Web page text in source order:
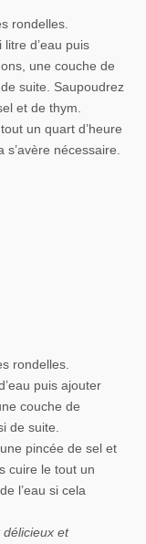
rondelles.
d’eau puis
une couche de
suite. Saupoudrez
et de thym.
un quart d’heure
nécessaire.
rondelles.
puis ajouter
couche de
de suite.
pincée de sel et
cuire le tout un
l’eau si cela
et